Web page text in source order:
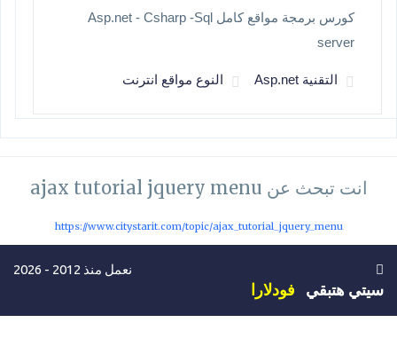
كورس برمجة مواقع كامل Asp.net - Csharp -Sql
server
التقنية Asp.net النوع مواقع انترنت
انت تبحث عن ajax tutorial jquery menu
https://www.citystarit.com/topic/ajax_tutorial_jquery_menu
نعمل منذ 2012 - 2026
سيتي هتبقي فودلارا